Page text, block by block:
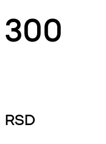
300
RSD